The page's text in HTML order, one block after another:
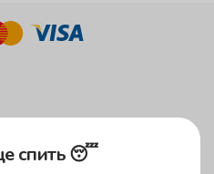
спить 😴